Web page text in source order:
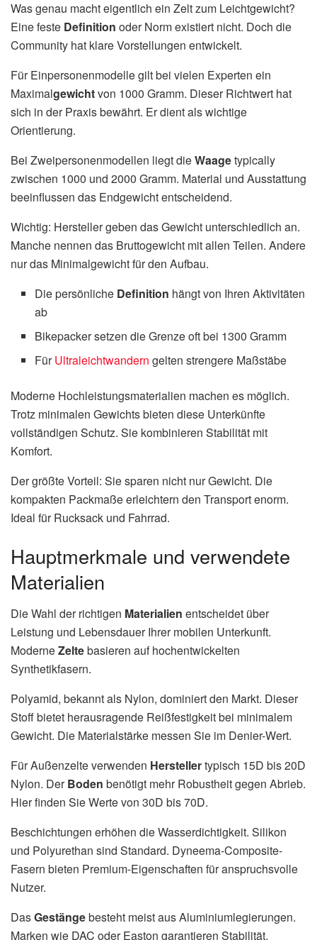
Was genau macht eigentlich ein Zelt zum Leichtgewicht?
Eine feste Definition oder Norm existiert nicht. Doch die
Community hat klare Vorstellungen entwickelt.
Für Einpersonenmodelle gilt bei vielen Experten ein
Maximalgewichtvon 1000 Gramm. Dieser Richtwert hat
sich in der Praxis bewährt. Er dient als wichtige
Orientierung.
Bei Zweipersonenmodellen liegt dieWaagetypically
zwischen 1000 und 2000 Gramm. Material und Ausstattung
beeinflussen das Endgewicht entscheidend.
Wichtig: Hersteller geben das Gewicht unterschiedlich an.
Manche nennen das Bruttogewicht mit allen Teilen. Andere
nur das Minimalgewicht für den Aufbau.
Die persönliche Definition hängt von Ihren Aktivitäten
ab
Bikepacker setzen die Grenze oft bei 1300 Gramm
FürUltraleichtwandern gelten strengere Maßstäbe
Moderne Hochleistungsmaterialien machen es möglich.
Trotz minimalen Gewichts bieten diese Unterkünfte
vollständigen Schutz. Sie kombinieren Stabilität mit
Komfort.
Der größte Vorteil: Sie sparen nicht nur Gewicht. Die
kompakten Packmaße erleichtern den Transport enorm.
Ideal für Rucksack und Fahrrad.
Hauptmerkmale und verwendete
Materialien
Die Wahl der richtigen Materialien entscheidet über
Leistung und Lebensdauer Ihrer mobilen Unterkunft.
ModerneZeltebasieren auf hochentwickelten
Synthetikfasern.
Polyamid, bekannt als Nylon, dominiert den Markt. Dieser
Stoff bietet herausragende Reißfestigkeit bei minimalem
Gewicht. Die Materialstärke messen Sie im Denier-Wert.
Für Außenzelte verwenden Herstellertypisch 15D bis 20D
Nylon. DerBoden benötigt mehr Robustheit gegen Abrieb.
Hier finden Sie Werte von 30D bis 70D.
Beschichtungen erhöhen die Wasserdichtigkeit. Silikon
und Polyurethan sind Standard. Dyneema-Composite-
Fasern bieten Premium-Eigenschaften für anspruchsvolle
Nutzer.
DasGestängebesteht meist aus Aluminiumlegierungen.
Marken wie DAC oder Easton garantieren Stabilität.